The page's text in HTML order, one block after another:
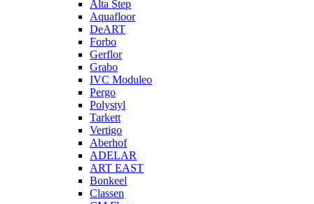
Alta Step
Aquafloor
DeART
Forbo
Gerflor
Grabo
IVC Moduleo
Pergo
Polystyl
Tarkett
Vertigo
Aberhof
ADELAR
ART EAST
Bonkeel
Classen